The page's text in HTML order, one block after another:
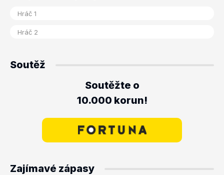
Soutěž
Soutěžte o
10.000 korun!
Zajímavé zápasy